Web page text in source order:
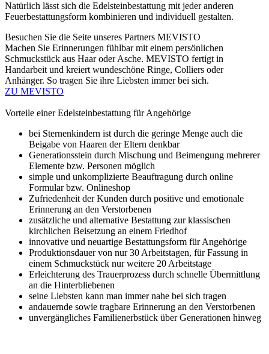
Natürlich lässt sich die Edelsteinbestattung mit jeder anderen
Feuerbestattungsform kombinieren und individuell gestalten.
Besuchen Sie die Seite unseres Partners MEVISTO
Machen Sie Erinnerungen fühlbar mit einem persönlichen
Schmuckstück aus Haar oder Asche. MEVISTO fertigt in
Handarbeit und kreiert wundeschöne Ringe, Colliers oder
Anhänger. So tragen Sie ihre Liebsten immer bei sich.
ZU MEVISTO
Vorteile einer Edelsteinbestattung für Angehörige
bei Sternenkindern ist durch die geringe Menge auch die
Beigabe von Haaren der Eltern denkbar
Generationsstein durch Mischung und Beimengung mehrerer
Elemente bzw. Personen möglich
simple und unkomplizierte Beauftragung durch online
Formular bzw. Onlineshop
Zufriedenheit der Kunden durch positive und emotionale
Erinnerung an den Verstorbenen
zusätzliche und alternative Bestattung zur klassischen
kirchlichen Beisetzung an einem Friedhof
innovative und neuartige Bestattungsform für Angehörige
Produktionsdauer von nur 30 Arbeitstagen, für Fassung in
einem Schmuckstück nur weitere 20 Arbeitstage
Erleichterung des Trauerprozess durch schnelle Übermittlung
an die Hinterbliebenen
seine Liebsten kann man immer nahe bei sich tragen
andauernde sowie tragbare Erinnerung an den Verstorbenen
unvergängliches Familienerbstück über Generationen hinweg